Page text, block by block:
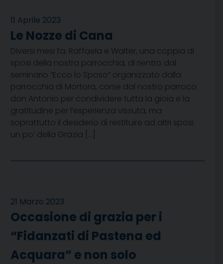
11 Aprile 2023
Le Nozze di Cana
Diversi mesi fa, Raffaela e Walter, una coppia di
sposi della nostra parrocchia, di rientro dal
seminario “Ecco lo Sposo” organizzato dalla
parrocchia di Mortora, corse dal nostro parroco
don Antonio per condividere tutta la gioia e la
gratitudine per l’esperienza vissuta, ma
soprattutto il desiderio di restituire ad altri sposi
un po’ della Grazia […]
21 Marzo 2023
Occasione di grazia per i
“Fidanzati di Pastena ed
Acquara” e non solo